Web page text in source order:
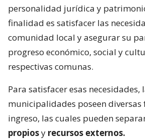
personalidad jurídica y
finalidad es satisfacer las
comunidad local y asegurar su
progreso económico, social y
respectivas comunas.
Para satisfacer esas necesidades,
municipalidades poseen diversas
ingreso, las cuales pueden
propiosy recursos externos.